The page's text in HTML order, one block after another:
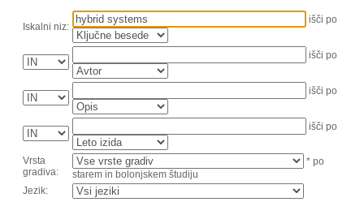
Iskalni niz:
išči po
išči po
išči po
išči po
Vrsta
gradiva:
* po
starem in bolonjskem študiju
Jezik: